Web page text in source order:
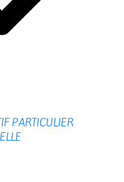
PARTICULIER